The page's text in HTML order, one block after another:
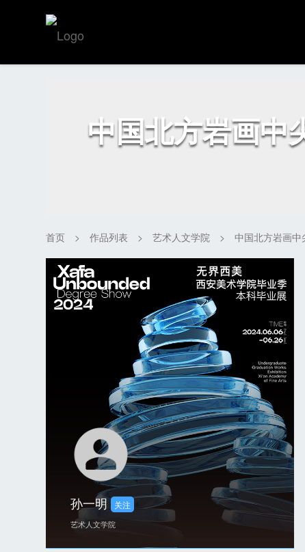
中国北方岩画中
首页 > 作品列表 > 艺术人文学院 > 中国北方岩画
孙一明 关注
艺术人文学院